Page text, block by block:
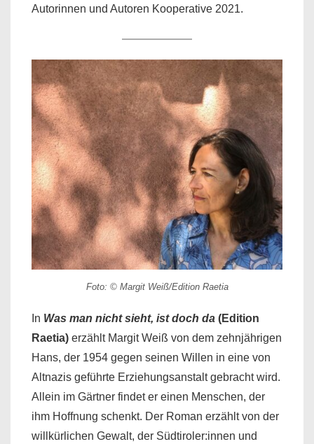
Autorinnen und Autoren Kooperative 2021.
Foto: © Margit Weiß/Edition Raetia
In Was man nicht sieht, ist doch da (Edition
Raetia) erzählt Margit Weiß von dem zehnjährigen
Hans, der 1954 gegen seinen Willen in eine von
Altnazis geführte Erziehungsanstalt gebracht wird.
Allein im Gärtner findet er einen Menschen, der
ihm Hoffnung schenkt. Der Roman erzählt von der
willkürlichen Gewalt, der Südtiroler:innen und